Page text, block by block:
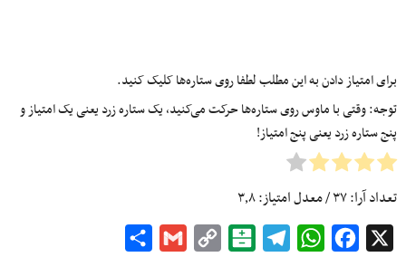
برای امتیاز دادن به این مطلب لطفا روی ستاره‌ها کلیک کنید.
توجه: وقتی با ماوس روی ستاره‌ها حرکت می‌کنید، یک ستاره زرد یعنی یک امتیاز و
پنج ستاره زرد یعنی پنج امتیاز!
تعداد آرا:۳۷/ معدل امتیاز:۳٫۸
Facebook
WhatsApp
Telegram
Balatarin
Copy
Gmail